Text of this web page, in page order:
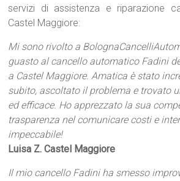
servizi di assistenza e riparazione
Castel Maggiore:
Mi sono rivolto a
guasto al cancello automatico Fadini
a Castel Maggiore. Amatica è stato
subito, ascoltato il problema e trovato
ed efficace. Ho apprezzato la sua
trasparenza nel comunicare costi e
impeccabile!
Luisa Z. Castel Maggiore
Il mio cancello Fadini ha smesso